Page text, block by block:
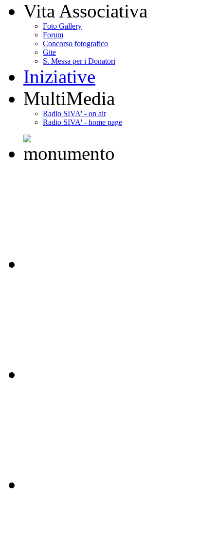
Vita Associativa
Foto Gallery
Forum
Concorso fotografico
Gite
S. Messa per i Donatori
Iniziative
MultiMedia
Radio SIVA' - on air
Radio SIVA' - home page